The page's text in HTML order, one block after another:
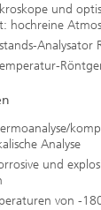
und
hochreine
Analysator
Analyse
und
von -